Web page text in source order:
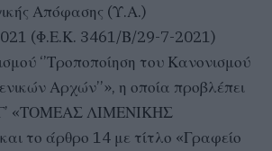
Απόφασης (Υ.Α.)
(Φ.Ε.Κ. 3461/Β/29-7-2021)
‘’Τροποποίηση του Κανονισμού
Αρχών’’», η οποία προβλέπει
«ΤΟΜΕΑΣ ΛΙΜΕΝΙΚΗΣ
το άρθρο 14 με τίτλο «Γραφείο